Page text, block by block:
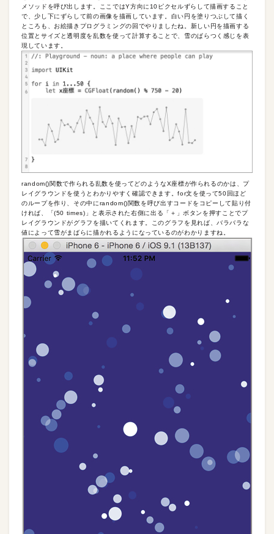
メソッドを呼び出します。ここではY方向に10ピクセルずらして描画すること
で、少し下にずらして前の画像を描画しています。白い円を塗りつぶして描く
ところも、お絵描きプログラミングの回でやりましたね。新しい円を描画する
位置とサイズと透明度を乱数を使って計算することで、雪のぱらつく感じを表
現しています。
random()関数で作られる乱数を使ってどのようなX座標が作られるのかは、プ
レイグラウンドを使うとわかりやすく確認できます。for文を使って50回ほど
のループを作り、その中にrandom()関数を呼び出すコードをコピーして貼り付
ければ、「(50 times)」と表示された右側に出る「＋」ボタンを押すことでプ
レイグラウンドがグラフを描いてくれます。このグラフを見れば、バラバラな
値によって雪がまばらに描かれるようになっているのがわかりますね。